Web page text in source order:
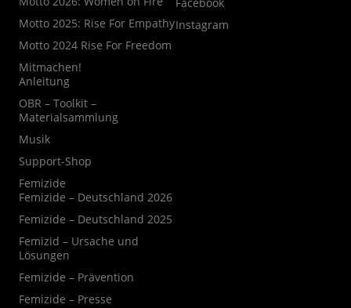
Motto 2025: Rise For Empathy
Motto 2024 Rise For Freedom
Mitmachen!
Anleitung
OBR – Toolkit –
Materialsammlung
Musik
Support-Shop
Femizide
Femizide – Deutschland 2026
Femizide – Deutschland 2025
Femizid – Ursache und
Lösungen
Femizide – Prävention
Femizide – Presse
Instagram